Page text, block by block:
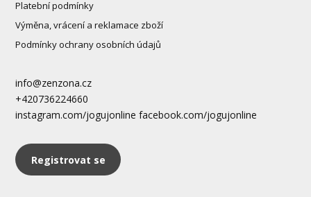
Platební podmínky
Výměna, vrácení a reklamace zboží
Podmínky ochrany osobních údajů
info@zenzona.cz
+420736224660
instagram.com/jogujonline facebook.com/jogujonline
Registrovat se